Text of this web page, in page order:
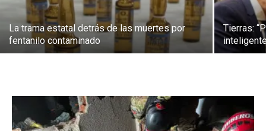
La trama estatal detrás de las muertes por
fentanilo contaminado
Tierras: